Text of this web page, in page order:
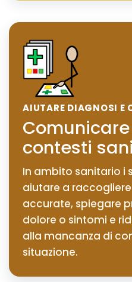
AIUTARE DIAGNOSI E
contesti
In ambito sanitario i
aiutare a
accurate, spiegare
dolore o sintomi e
alla mancanza di
situazione.